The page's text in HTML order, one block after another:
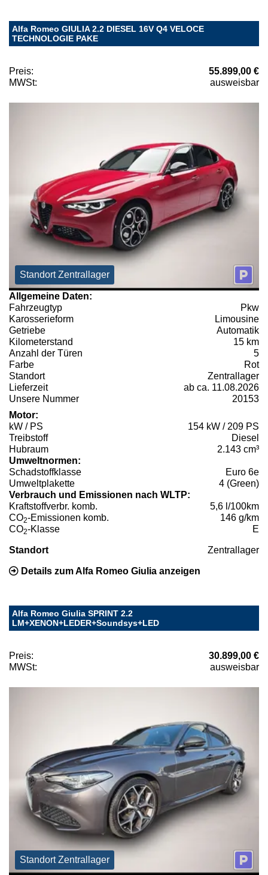
Alfa Romeo GIULIA 2.2 DIESEL 16V Q4 VELOCE
TECHNOLOGIE PAKE
Preis:
55.899,00 €
MWSt:
ausweisbar
Standort Zentrallager
Allgemeine Daten:
Fahrzeugtyp
Pkw
Karosserieform
Limousine
Getriebe
Automatik
Kilometerstand
15 km
Anzahl der Türen
5
Farbe
Rot
Standort
Zentrallager
Lieferzeit
ab ca. 11.08.2026
Unsere Nummer
20153
Motor:
kW / PS
154 kW / 209 PS
Treibstoff
Diesel
Hubraum
2.143 cm³
Umweltnormen:
Schadstoffklasse
Euro 6e
Umweltplakette
4 (Green)
Verbrauch und Emissionen nach WLTP:
Kraftstoffverbr. komb.
5,6 l/100km
CO2-Emissionen komb.
146 g/km
CO2-Klasse E
Standort Zentrallager
Details zum Alfa Romeo Giulia anzeigen
Alfa Romeo Giulia SPRINT 2.2
LM+XENON+LEDER+Soundsys+LED
Preis:
30.899,00 €
MWSt:
ausweisbar
Standort Zentrallager